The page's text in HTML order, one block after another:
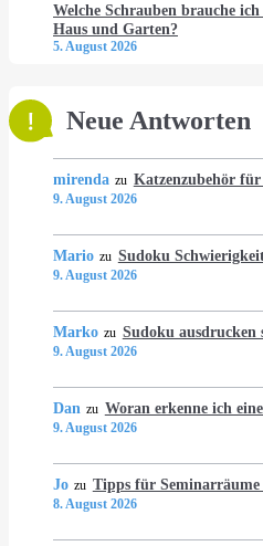
Welche Schrauben brauche
Haus und Garten?
5. August 2026
Neue Antworten
mirenda zu Katzenzubehör für
9. August 2026
Mario zu Sudoku
9. August 2026
Marko zu Sudoku ausdrucken
9. August 2026
Dan zu Woran erkenne ich
9. August 2026
Jo zu Tipps für
8. August 2026